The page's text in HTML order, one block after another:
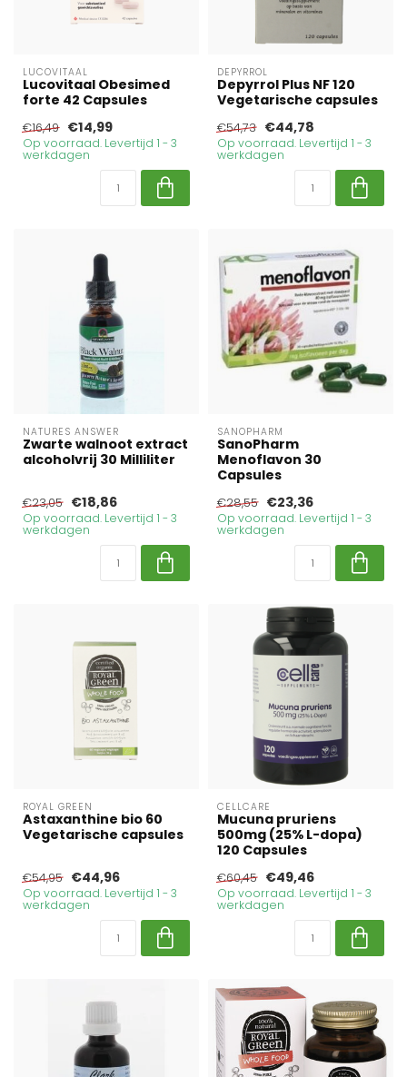
LUCOVITAAL
Lucovitaal Obesimed
forte 42 Capsules
€16,49 €14,99
Op voorraad. Levertijd 1 - 3
werkdagen
DEPYRROL
Depyrrol Plus NF 120
Vegetarische capsules
€54,73 €44,78
Op voorraad. Levertijd 1 - 3
werkdagen
NATURES ANSWER
Zwarte walnoot extract
alcoholvrij 30 Milliliter
€23,05 €18,86
Op voorraad. Levertijd 1 - 3
werkdagen
SANOPHARM
SanoPharm
Menoflavon 30
Capsules
€28,55 €23,36
Op voorraad. Levertijd 1 - 3
werkdagen
ROYAL GREEN
Astaxanthine bio 60
Vegetarische capsules
€54,95 €44,96
Op voorraad. Levertijd 1 - 3
werkdagen
CELLCARE
Mucuna pruriens
500mg (25% L-dopa)
120 Capsules
€60,45 €49,46
Op voorraad. Levertijd 1 - 3
werkdagen